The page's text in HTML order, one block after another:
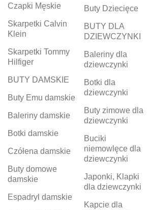
Czapki Męskie
Skarpetki Calvin
Klein
Skarpetki Tommy
Hilfiger
BUTY DAMSKIE
Buty Emu damskie
Baleriny damskie
Botki damskie
Czółena damskie
Buty domowe
damskie
Espadryl damskie
Buty Dziecięce
BUTY DLA
DZIEWCZYNKI
Baleriny dla
dziewczynki
Botki dla
dziewczynki
Buty zimowe dla
dziewczynki
Buciki
niemowlęce dla
dziewczynki
Japonki, Klapki
dla dziewczynki
Kapcie dla